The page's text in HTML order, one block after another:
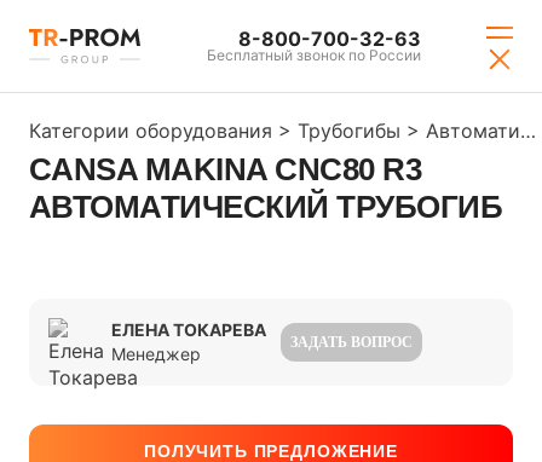
8-800-700-32-63
Бесплатный звонок по России
Категории оборудования > Трубогибы > Автоматические трубогибы с ЧПУ
CANSA MAKINA CNC80 R3
АВТОМАТИЧЕСКИЙ ТРУБОГИБ
ЕЛЕНА ТОКАРЕВА
Менеджер
ЗАДАТЬ ВОПРОС
ПОЛУЧИТЬ ПРЕДЛОЖЕНИЕ